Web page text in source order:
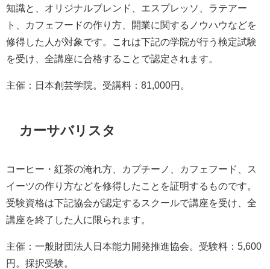
知識と、オリジナルブレンド、エスプレッソ、ラテアー
ト、カフェフードの作り方、開業に関するノウハウなどを
修得した人が対象です。これは下記の学院が行う検定試験
を受け、全講座に合格することで認定されます。
主催：日本創芸学院。受講料：81,000円。
カーサバリスタ
コーヒー・紅茶の淹れ方、カプチーノ、カフェフード、ス
イーツの作り方などを修得したことを証明するものです。
受験資格は下記協会が認定するスクールで講座を受け、全
講座を終了した人に限られます。
主催：一般財団法人日本能力開発推進協会。受験料：5,600
円。採択受験。